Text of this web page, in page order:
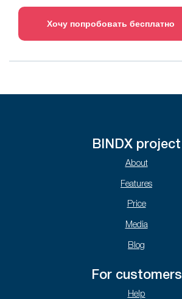
Хочу попробовать бесплатно
BINDX project
About
Features
Price
Media
Blog
For customers
Help